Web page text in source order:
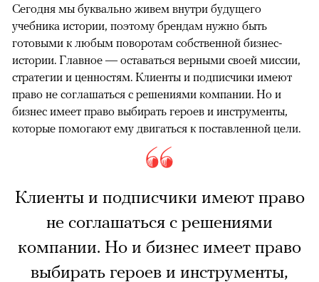
Сегодня мы буквально живем внутри будущего
учебника истории, поэтому брендам нужно быть
готовыми к любым поворотам собственной бизнес-
истории. Главное — оставаться верными своей миссии,
стратегии и ценностям. Клиенты и подписчики имеют
право не соглашаться с решениями компании. Но и
бизнес имеет право выбирать героев и инструменты,
которые помогают ему двигаться к поставленной цели.
Клиенты и подписчики имеют право
не соглашаться с решениями
компании. Но и бизнес имеет право
выбирать героев и инструменты,